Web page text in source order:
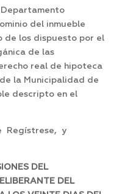
del inmueble
de los dispuesto por el
de las
real de hipoteca
la Municipalidad de
descripto en el
Regístrese, y
DEL
DEL